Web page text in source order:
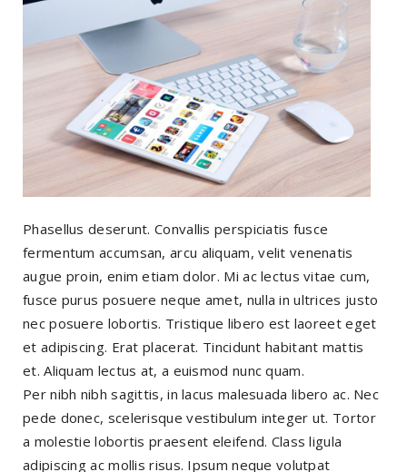
Phasellus deserunt. Convallis perspiciatis fusce
fermentum accumsan, arcu aliquam, velit venenatis
augue proin, enim etiam dolor. Mi ac lectus vitae cum,
fusce purus posuere neque amet, nulla in ultrices justo
nec posuere lobortis. Tristique libero est laoreet eget
et adipiscing. Erat placerat. Tincidunt habitant mattis
et. Aliquam lectus at, a euismod nunc quam.
Per nibh nibh sagittis, in lacus malesuada libero ac. Nec
pede donec, scelerisque vestibulum integer ut. Tortor
a molestie lobortis praesent eleifend. Class ligula
adipiscing ac mollis risus. Ipsum neque volutpat